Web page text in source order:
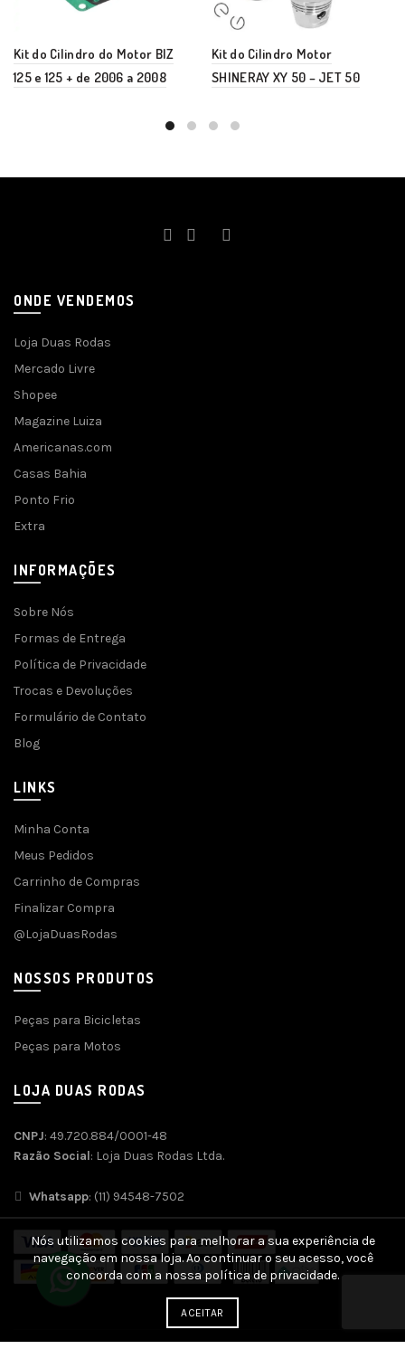
Kit do Cilindro do Motor BIZ
125 e 125 + de 2006 a 2008
Kit do Cilindro Motor
SHINERAY XY 50 – JET 50
ONDE VENDEMOS
Loja Duas Rodas
Mercado Livre
Shopee
Magazine Luiza
Americanas.com
Casas Bahia
Ponto Frio
Extra
INFORMAÇÕES
Sobre Nós
Formas de Entrega
Política de Privacidade
Trocas e Devoluções
Formulário de Contato
Blog
LINKS
Minha Conta
Meus Pedidos
Carrinho de Compras
Finalizar Compra
@LojaDuasRodas
NOSSOS PRODUTOS
Peças para Bicicletas
Peças para Motos
LOJA DUAS RODAS
CNPJ: 49.720.884/0001-48
Razão Social: Loja Duas Rodas Ltda.
Whatsapp: (11) 94548-7502
Nós utilizamos cookies para melhorar a sua experiência de
navegação em nossa loja. Ao continuar o seu acesso, você
concorda com a nossa política de privacidade.
ACEITAR